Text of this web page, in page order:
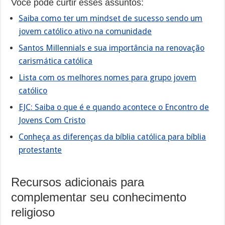
Você pode curtir esses assuntos:
Saiba como ter um mindset de sucesso sendo um
jovem católico ativo na comunidade
Santos Millennials e sua importância na renovação
carismática católica
Lista com os melhores nomes para grupo jovem
católico
EJC: Saiba o que é e quando acontece o Encontro de
Jovens Com Cristo
Conheça as diferenças da bíblia católica para bíblia
protestante
Recursos adicionais para
complementar seu conhecimento
religioso